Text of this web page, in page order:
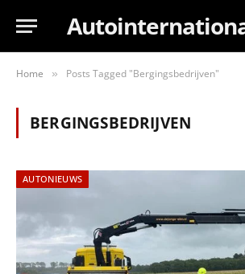
Home » Posts Tagged "Bergingsbedrijven"
BERGINGSBEDRIJVEN
AUTONIEUWS